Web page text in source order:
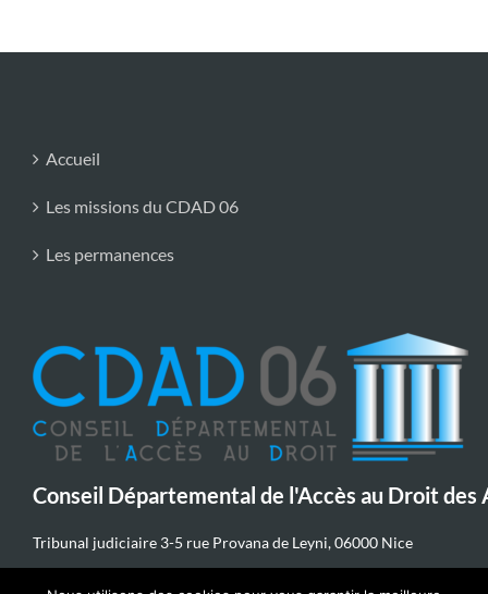
Accueil
Les missions du CDAD 06
Les permanences
Conseil Départemental de l'Accès au Droit
Tribunal judiciaire 3-5 rue Provana de Leyni, 06000 Nice